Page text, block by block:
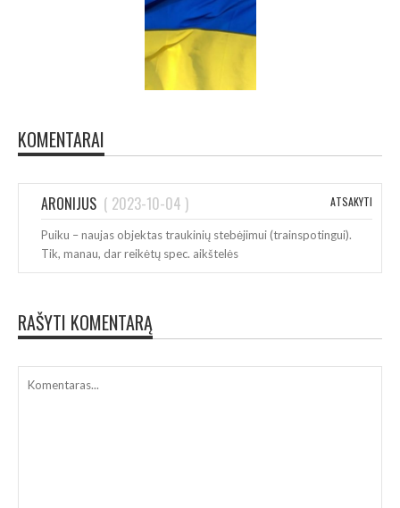
KOMENTARAI
ARONIJUS ( 2023-10-04 ) ATSAKYTI
Puiku – naujas objektas traukinių stebėjimui (trainspotingui).
Tik, manau, dar reikėtų spec. aikštelės
RAŠYTI KOMENTARĄ